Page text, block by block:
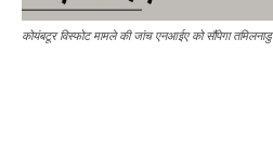
कोयंबटूर विस्फोट मामले की जांच एनआईए को सौंपेगा तमिलनाडु